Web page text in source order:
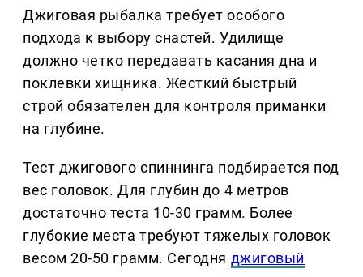
Джиговая рыбалка требует особого
подхода к выбору снастей. Удилище
должно четко передавать касания дна и
поклевки хищника. Жесткий быстрый
строй обязателен для контроля приманки
на глубине.
Тест джигового спиннинга подбирается под
вес головок. Для глубин до 4 метров
достаточно теста 10-30 грамм. Более
глубокие места требуют тяжелых головок
весом 20-50 грамм. Сегодня джиговый